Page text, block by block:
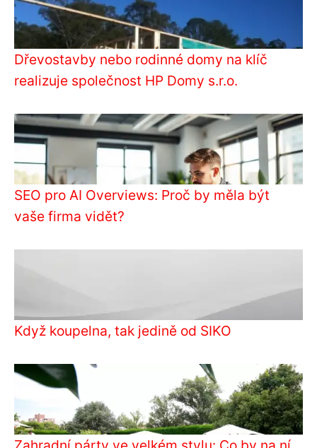
Dřevostavby nebo rodinné domy na klíč
realizuje společnost HP Domy s.r.o.
SEO pro AI Overviews: Proč by měla být
vaše firma vidět?
Když koupelna, tak jedině od SIKO